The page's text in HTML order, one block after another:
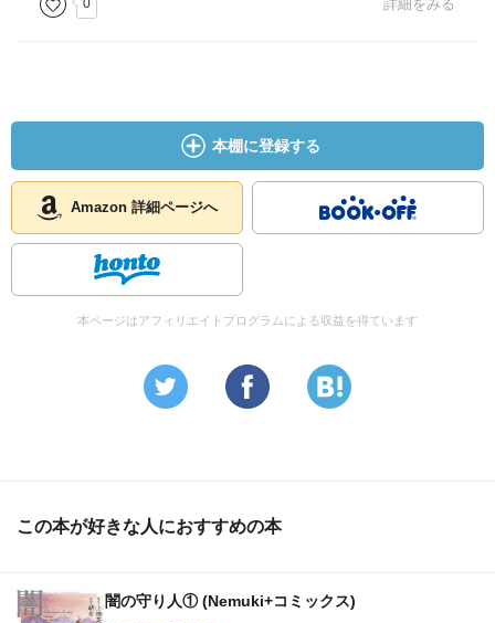
0 詳細をみる
本棚に登録する
Amazon 詳細ページへ
本ページはアフィリエイトプログラムによる収益を得ています
この本が好きな人におすすめの本
闇の守り人① (Nemuki+コミックス)